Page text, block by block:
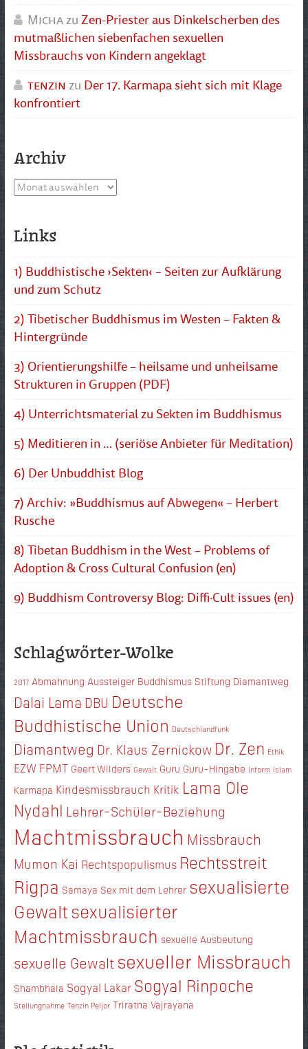
MichazuZen-Priester aus Dinkelscherben des
mutmaßlichen siebenfachen sexuellen
Missbrauchs von Kindern angeklagt
tenzin zu Der 17. Karmapa sieht sich mit Klage
konfrontiert
Archiv
Archiv
Links
1) Buddhistische ›Sekten‹ – Seiten zur Aufklärung
und zum Schutz
2) Tibetischer Buddhismus im Westen – Fakten &
Hintergründe
3) Orientierungshilfe – heilsame und unheilsame
Strukturen in Gruppen (PDF)
4) Unterrichtsmaterial zu Sekten im Buddhismus
5) Meditieren in … (seriöse Anbieter für Meditation)
6) Der Unbuddhist Blog
7) Archiv: »Buddhismus auf Abwegen« – Herbert
Rusche
8) Tibetan Buddhism in the West – Problems of
Adoption & Cross Cultural Confusion (en)
9) Buddhism Controversy Blog: Diffi·Cult issues (en)
Schlagwörter-Wolke
2017 Abmahnung Aussteiger Buddhismus Stiftung Diamantweg
Dalai Lama DBU Deutsche
Buddhistische Union Deutschlandfunk
Diamantweg Dr. Klaus Zernickow Dr. Zen Ethik
EZW FPMT Geert Wilders Gewalt Guru Guru-Hingabe Inform Islam
Karmapa Kindesmissbrauch Kritik Lama Ole
Nydahl Lehrer-Schüler-Beziehung
Machtmissbrauch Missbrauch
Mumon Kai Rechtspopulismus Rechtsstreit
Rigpa Samaya Sex mit dem Lehrer sexualisierte
Gewaltsexualisierter
Machtmissbrauch sexuelle Ausbeutung
sexuelle Gewalt sexueller Missbrauch
Shambhala Sogyal Lakar Sogyal Rinpoche
Stellungnahme Tenzin Peljor Triratna Vajrayana